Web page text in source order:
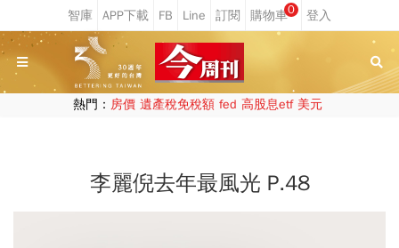
0
熱門： 房價 遺產稅免稅額 fed 高股息etf 美元
李麗倪去年最風光 P.48